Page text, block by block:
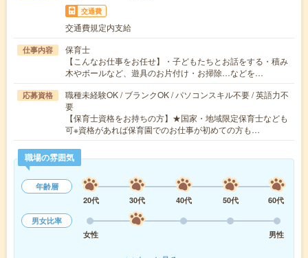
交通費
交通費規定内支給
仕事内容
保育士
【こんなお仕事をお任せ】・子どもたちとお話をする・積み
木やボールなど、遊具のお片付け・お掃除…などを…
応募資格
職種未経験OK / ブランクOK / パソコンスキル不要 / 英語力不
要
【保育士資格をお持ちの方】★国家・地域限定保育士なども
可※資格があれば保育園でのお仕事が初めての方も…
職場の雰囲気
年齢層
20代
30代 40代 50代
60代
男女比率
女性
男性